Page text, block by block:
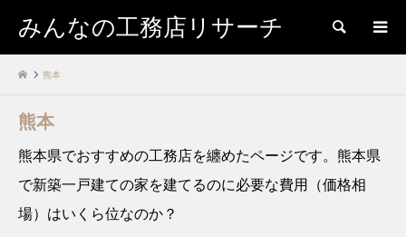
みんなの工務店リサーチ 検索
熊本
熊本
熊本県でおすすめの工務店を纏めたページです。熊本県
で新築一戸建ての家を建てるのに必要な費用（価格相
場）はいくら位なのか？